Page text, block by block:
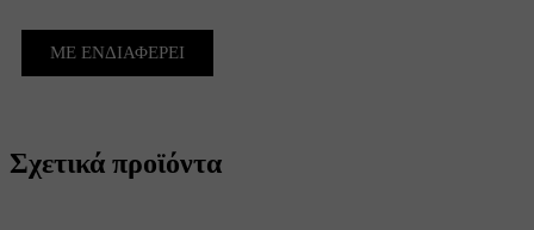
ΜΕ ΕΝΔΙΑΦΕΡΕΙ
Σχετικά προϊόντα